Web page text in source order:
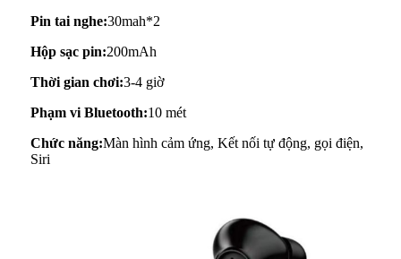
Pin tai nghe:30mah*2
Hộp sạc pin:200mAh
Thời gian chơi:3-4 giờ
Phạm vi Bluetooth:10 mét
Chức năng:Màn hình cảm ứng, Kết nối tự động, gọi điện,
Siri